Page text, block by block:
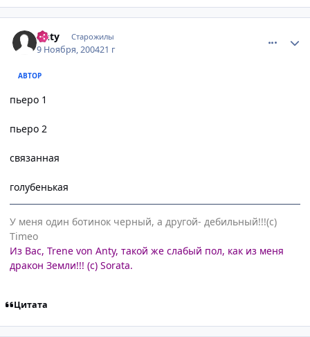
Anty Старожилы
9 Ноября, 200421 г
АВТОР
пьеро 1
пьеро 2
связанная
голубенькая
У меня один ботинок черный, а другой- дебильный!!!(с)
Timeo
Из Вас, Trene von Anty, такой же слабый пол, как из меня
дракон Земли!!! (с) Sorata.
Цитата